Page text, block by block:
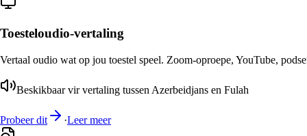
Toesteloudio-vertaling
Vertaal oudio wat op jou toestel speel. Zoom-oproepe, YouTube,
Beskikbaar vir vertaling tussen Azerbeidjans en Fulah
Probeer dit ·Leer meer